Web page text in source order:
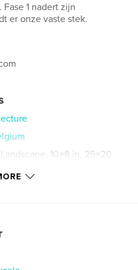
1 nadert zijn
er onze vaste stek.
10×8 in, 25×20